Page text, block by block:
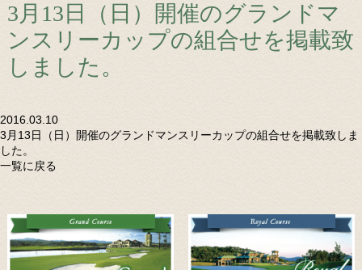
3月13日（日）開催のグランドマ
ンスリーカップの組合せを掲載致
しました。
2016.03.10
3月13日（日）開催のグランドマンスリーカップの組合せを掲載致しま
した。
一覧に戻る